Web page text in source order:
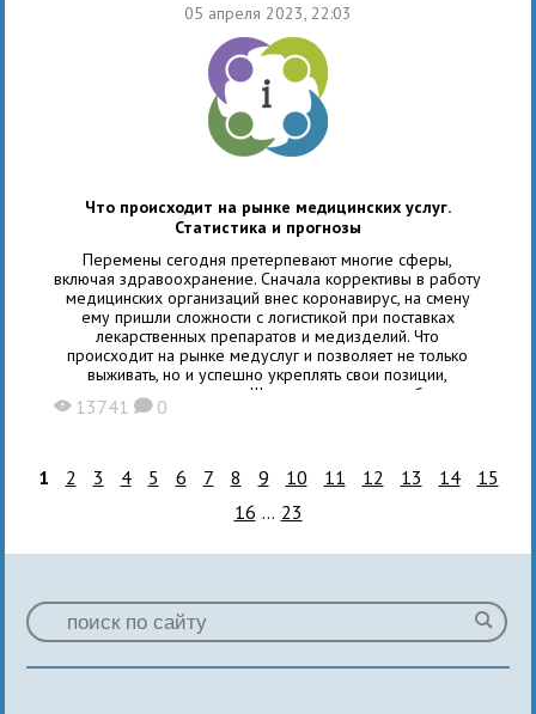
оказания медицинской помощи. Вопросу комфортности
и стиля
05 апреля 2023, 22:03
Что происходит на рынке медицинских услуг.
Статистика и прогнозы
Перемены сегодня претерпевают многие сферы,
включая здравоохранение. Сначала коррективы в работу
медицинских организаций внес коронавирус, на смену
ему пришли сложности с логистикой при поставках
лекарственных препаратов и медизделий. Что
происходит на рынке медуслуг и позволяет не только
выживать, но и успешно укреплять свои позиции,
рассказывает основатель «Школы медицинского бизнеса»,
эксперт по управлению клиниками Анна Соломахина.
X 13741 K 0
1 2 3 4 5 6 7 8 9 10 11 12 13 14
15
16 ... 23